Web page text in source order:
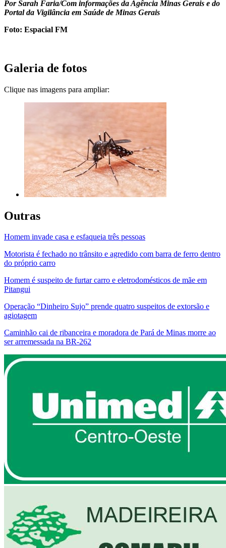
Por Sarah Faria/Com informações da Agência Minas Gerais e do
Portal da Vigilância em Saúde de Minas Gerais
Foto: Espacial FM
Galeria de fotos
Clique nas imagens para ampliar:
Outras
Homem invade casa e esfaqueia três pessoas
Motorista é fechado no trânsito e agredido com barra de ferro dentro
do próprio carro
Homem é suspeito de furtar carro e eletrodomésticos de mãe em
Pitangui
Operação “Dinheiro Sujo” prende quatro suspeitos de extorsão e
agiotagem
Caminhão cai de ribanceira e moradora de Pará de Minas morre ao
ser arremessada na BR-262